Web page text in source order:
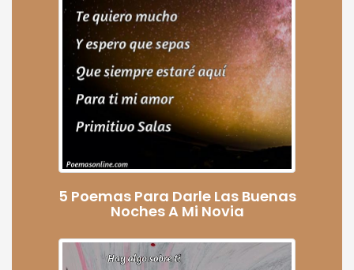
5 Poemas Para Darle Las Buenas
Noches A Mi Novia